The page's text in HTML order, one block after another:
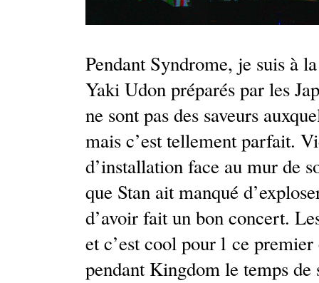
Pendant Syndrome, je suis à
Yaki Udon préparés par les
ne sont pas des saveurs
mais c’est tellement parfait.
d’installation face au mur de
que Stan ait manqué
d’avoir fait un bon concert.
et c’est cool pour l ce
pendant Kingdom le temps